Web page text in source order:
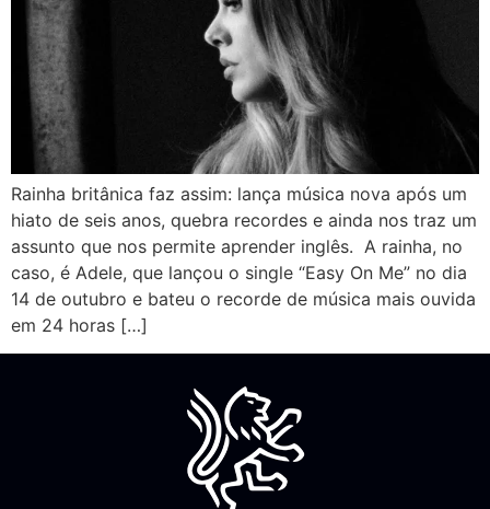
Rainha britânica faz assim: lança música nova após um
hiato de seis anos, quebra recordes e ainda nos traz um
assunto que nos permite aprender inglês. A rainha, no
caso, é Adele, que lançou o single “Easy On Me” no dia
14 de outubro e bateu o recorde de música mais ouvida
em 24 horas […]